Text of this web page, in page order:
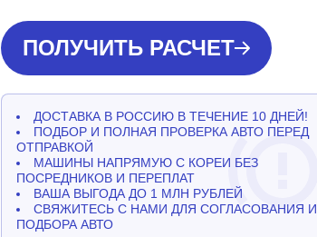
ПОЛУЧИТЬ РАСЧЕТ
ДОСТАВКА В РОССИЮ В ТЕЧЕНИЕ 10 ДНЕЙ!
ПОДБОР И ПОЛНАЯ ПРОВЕРКА АВТО ПЕРЕД
ОТПРАВКОЙ
МАШИНЫ НАПРЯМУЮ С КОРЕИ БЕЗ
ПОСРЕДНИКОВ И ПЕРЕПЛАТ
ВАША ВЫГОДА ДО 1 МЛН РУБЛЕЙ
СВЯЖИТЕСЬ С НАМИ ДЛЯ СОГЛАСОВАНИЯ И
ПОДБОРА АВТО